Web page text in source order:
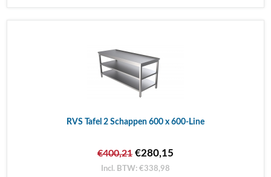
RVS Tafel 2 Schappen 600 x 600-Line
€400,21 €280,15
Incl. BTW: €338,98